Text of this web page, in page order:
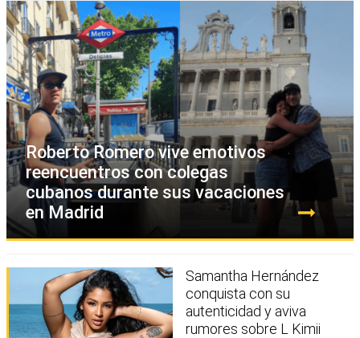
Roberto Romero vive emotivos
reencuentros con colegas
cubanos durante sus vacaciones
en Madrid
Samantha Hernández
conquista con su
autenticidad y aviva
rumores sobre L Kimii